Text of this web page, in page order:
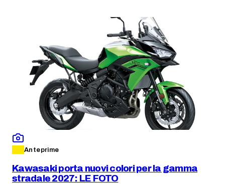
Anteprime
Kawasaki porta nuovi colori per la gamma
stradale 2027: LE FOTO